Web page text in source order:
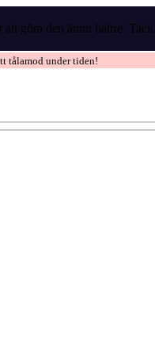
göra den ännu bättre.
tålamod under tiden!